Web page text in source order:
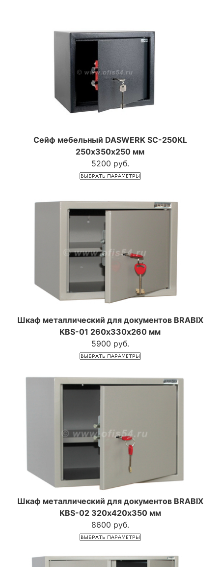
Сейф мебельный DASWERK SC-250KL
250х350х250 мм
5200 руб.
Шкаф металлический для документов BRABIX
KBS-01 260х330х260 мм
5900 руб.
Шкаф металлический для документов BRABIX
KBS-02 320х420х350 мм
8600 руб.